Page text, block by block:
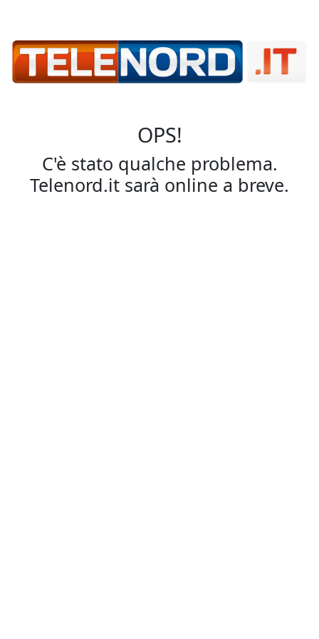
OPS!
C'è stato qualche problema.
Telenord.it sarà online a breve.